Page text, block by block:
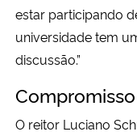
estar participando
universidade tem
discussão.”
O reitor Luciano